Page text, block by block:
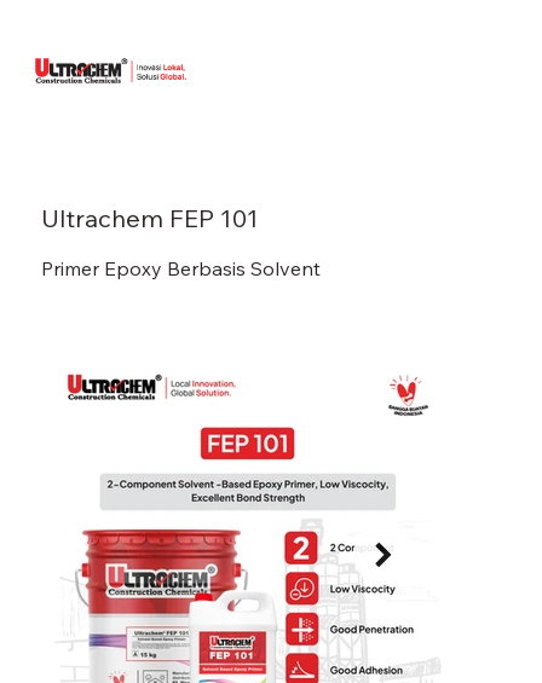
Ultrachem FEP 101
Primer Epoxy Berbasis Solvent